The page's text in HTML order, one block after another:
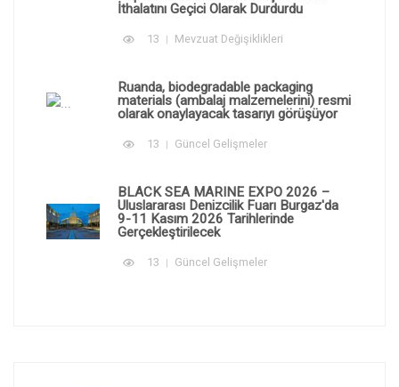
İthalatını Geçici Olarak Durdurdu
13 Mevzuat Değişiklikleri
Ruanda, biodegradable packaging
materials (ambalaj malzemelerini) resmi
olarak onaylayacak tasarıyı görüşüyor
13 Güncel Gelişmeler
BLACK SEA MARINE EXPO 2026 –
Uluslararası Denizcilik Fuarı Burgaz'da
9-11 Kasım 2026 Tarihlerinde
Gerçekleştirilecek
13 Güncel Gelişmeler